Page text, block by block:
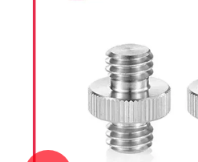
Δείτε περισσότερα >>